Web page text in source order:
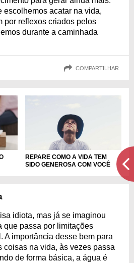
escolhemos acatar na vida,
por reflexos criados pelos
durante a caminhada
COMPARTILHAR
REPARE COMO A VIDA TEM
SIDO GENEROSA COM VOCÊ
idiota, mas já se imaginou
que passa por limitações
A importância desse bem para
coisas na vida, às vezes passa
de forma básica, a água é